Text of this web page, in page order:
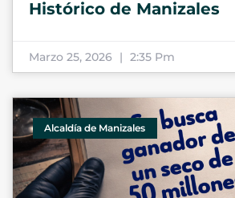
Histórico de Manizales
Marzo 25, 2026 2:35 Pm
Alcaldía de Manizales